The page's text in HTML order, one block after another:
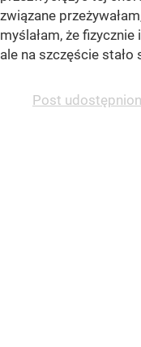
związane
myślałam, że
ale na szczęście stało
Post